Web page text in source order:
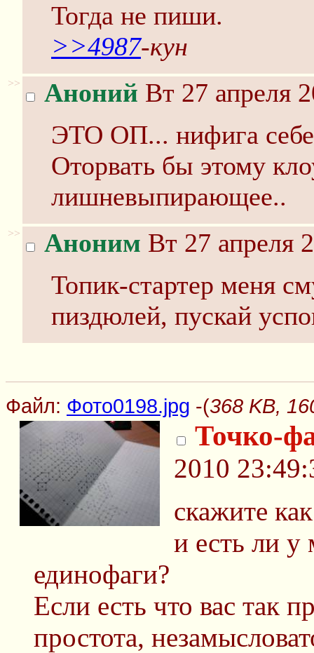
Тогда не пиши.
>>4987-кун
>> Аноний Вт 27 апреля
ЭТО ОП... нифига себе
Оторвать бы этому
лишневыпирающее..
>> Аноним Вт 27 апреля
Топик-стартер меня
пиздюлeй, пускай
Файл: Фото0198.jpg -(368 KB,
Точко-
2010
скажите
и есть ли у
единофаги?
Если есть что вас так
простота,